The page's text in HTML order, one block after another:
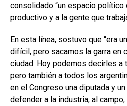
consolidado “un espacio
productivo y a la gente que
En esta línea, sostuvo que “era
difícil, pero sacamos la garra en
ciudad. Hoy podemos decirles
pero también a todos los
en el Congreso una diputada y
defender a la industria, al